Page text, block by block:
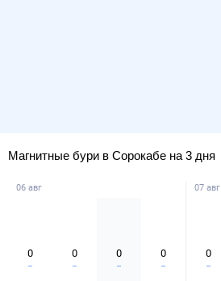
Магнитные бури в Сорокабе на 3 дня
06 авг
0 0 0 0
07 авг
0